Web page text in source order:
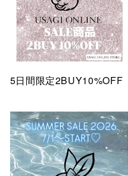
5日間限定2BUY10%OFF